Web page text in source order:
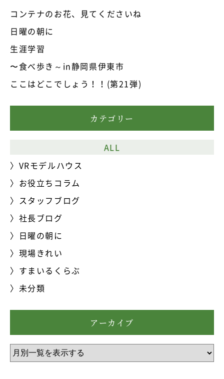
コンテナのお花、見てくださいね
日曜の朝に
生涯学習
〜食べ歩き～in静岡県伊東市
ここはどこでしょう！！(第21弾)
カテゴリー
ALL
VRモデルハウス
お役立ちコラム
スタッフブログ
社長ブログ
日曜の朝に
現場きれい
すまいるくらぶ
未分類
アーカイブ